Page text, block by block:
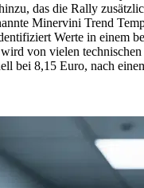
das die Rally
Minervini Trend
Werte in einem
von vielen technischen
bei 8,15 Euro, nach